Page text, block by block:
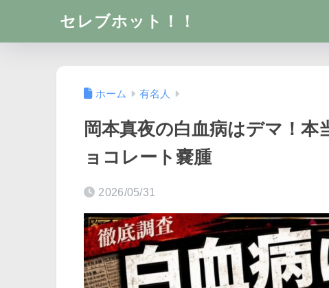
セレブホット！！
ホーム 有名人
岡本真夜の白血病はデマ！
ョコレート嚢腫
2026/05/31